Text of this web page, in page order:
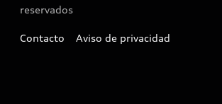
reservados
Contacto Aviso de privacidad